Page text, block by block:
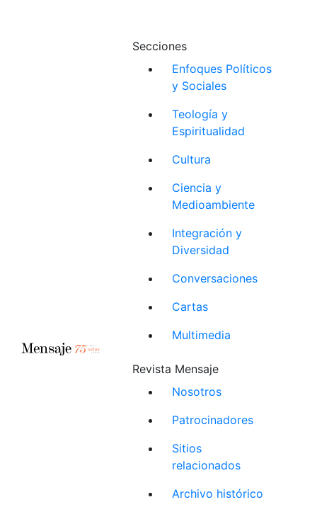
Secciones
Enfoques Políticos
y Sociales
Teología y
Espiritualidad
Cultura
Ciencia y
Medioambiente
Integración y
Diversidad
Conversaciones
Cartas
Multimedia
Revista Mensaje
Nosotros
Patrocinadores
Sitios
relacionados
Archivo histórico